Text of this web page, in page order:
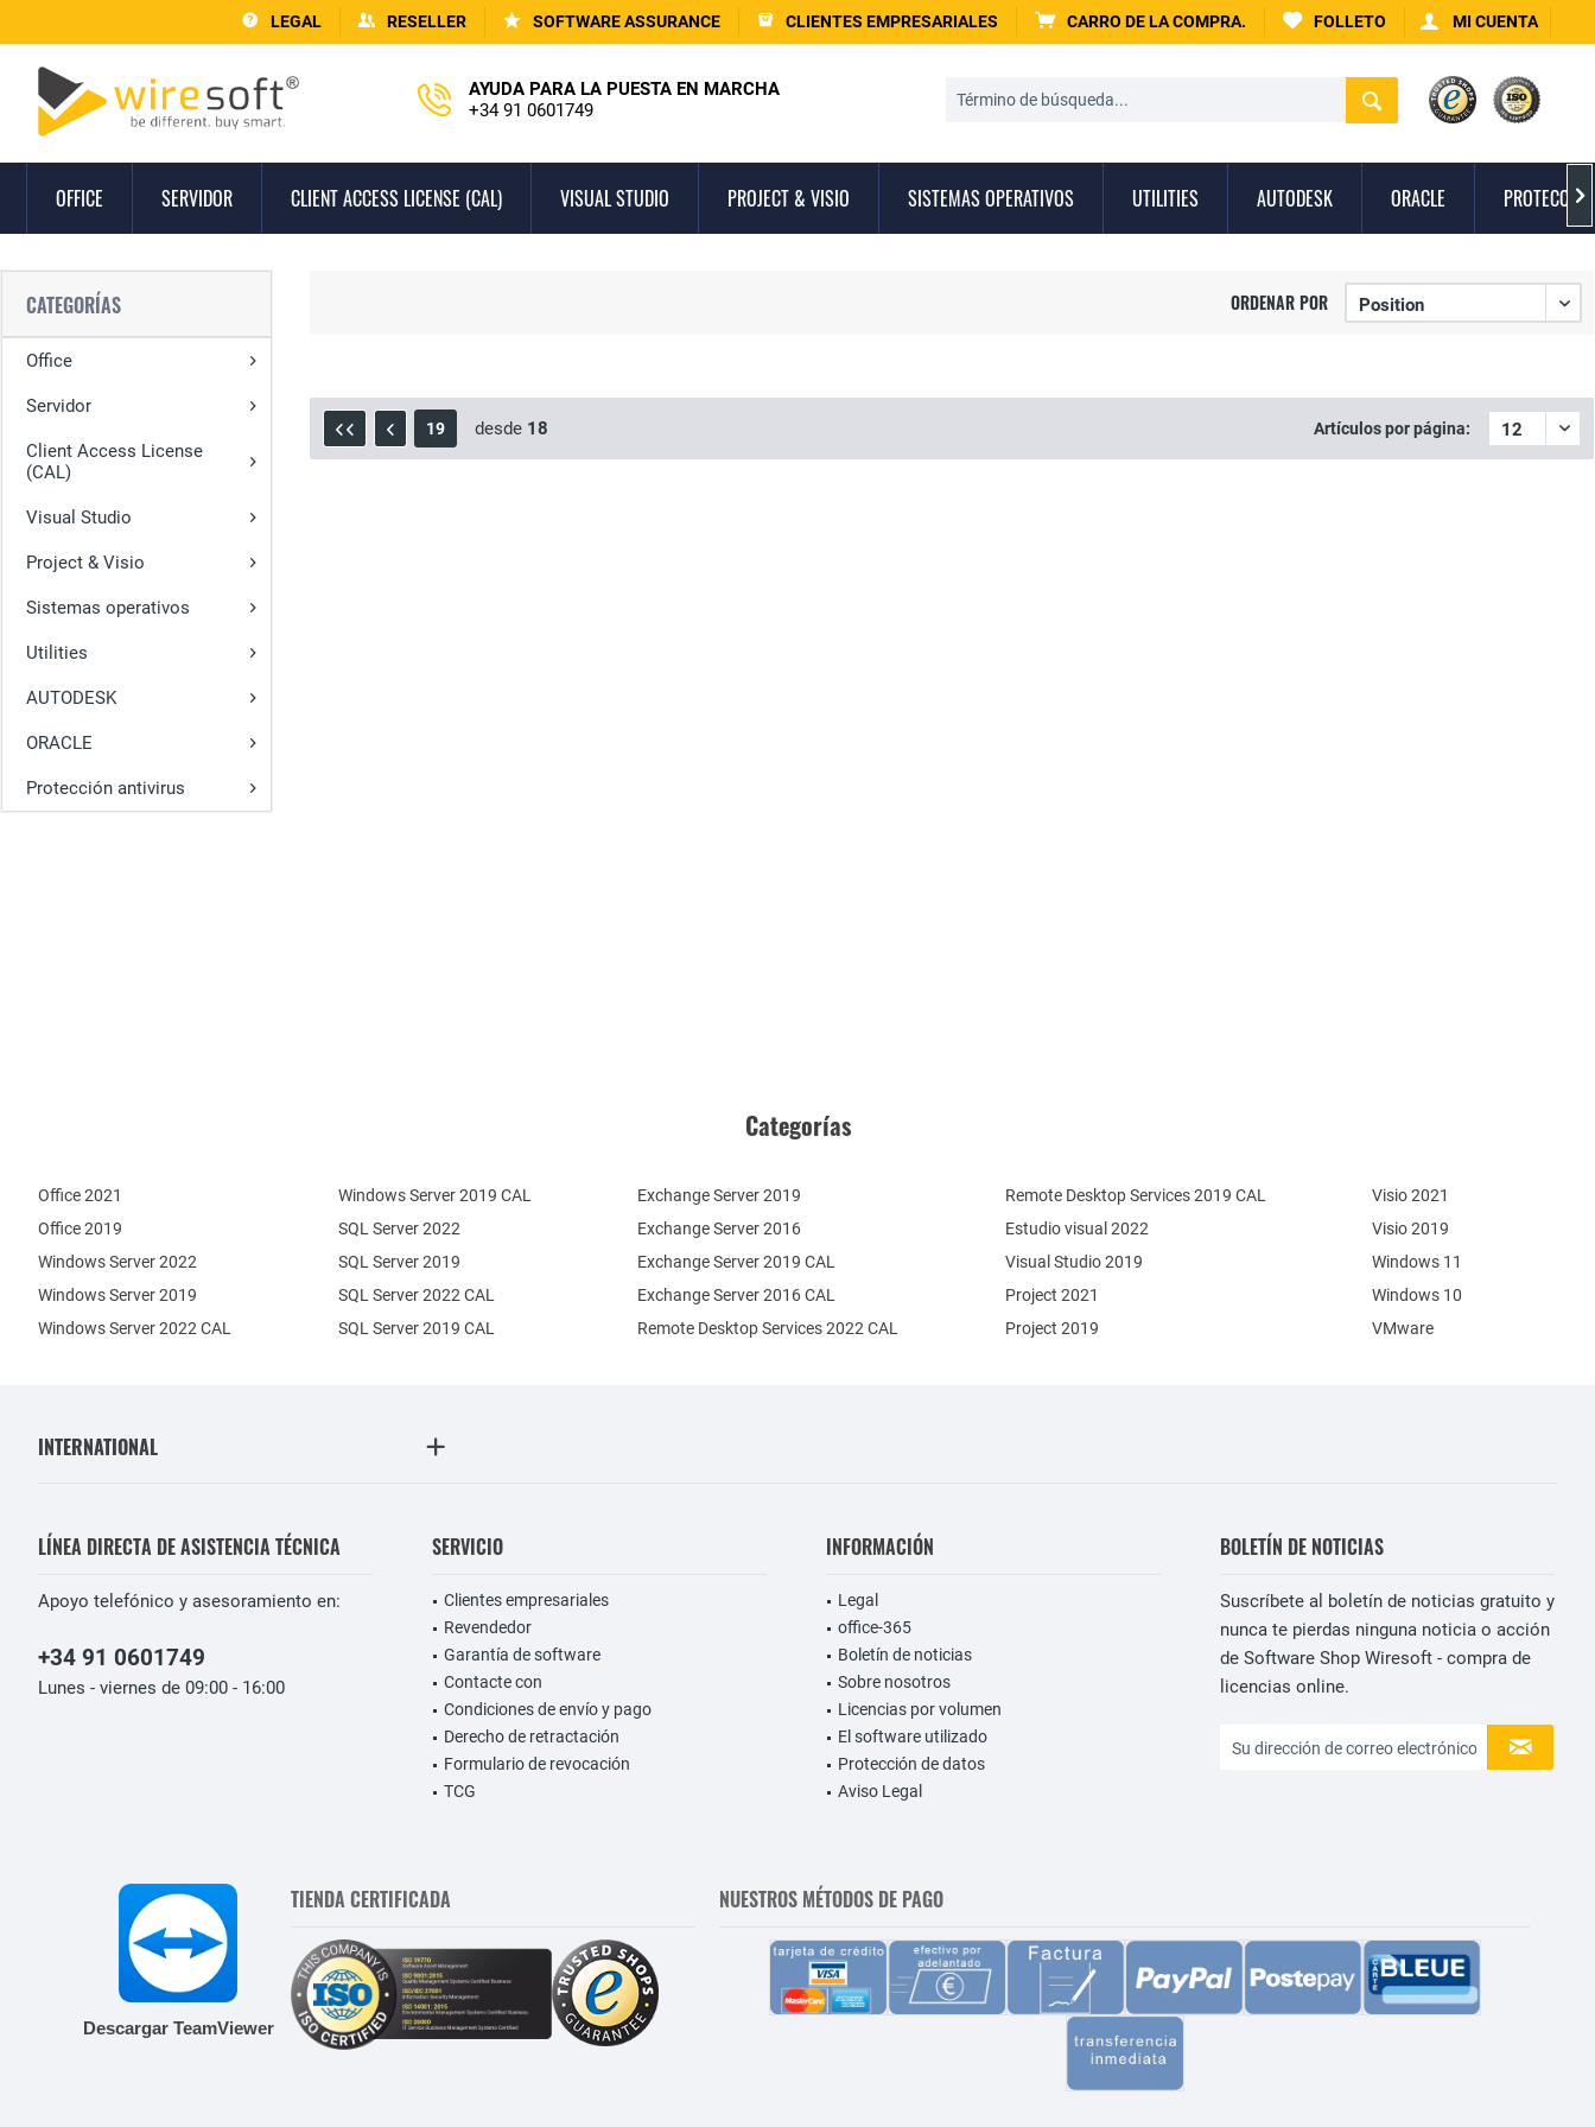
LEGAL RESELLER SOFTWARE ASSURANCE CLIENTES EMPRESARIALES CARRO DE LA COMPRA. FOLLETO MI CUENTA
AYUDA PARA LA PUESTA EN MARCHA
+34 91 0601749
OFFICE SERVIDOR CLIENT ACCESS LICENSE (CAL) VISUAL STUDIO PROJECT & VISIO SISTEMAS OPERATIVOS UTILITIES AUTODESK ORACLE 
CATEGORÍAS
Office
Servidor
Client Access License
(CAL)
Visual Studio
Project & Visio
Sistemas operativos
Utilities
AUTODESK
ORACLE
Protección antivirus
ORDENAR POR
19 desde 18 Artículos por página:
Categorías
Office 2021
Office 2019
Windows Server 2022
Windows Server 2019
Exchange Server 2019
Exchange Server 2016
SQL Server 2022
SQL Server 2019
Windows Server 2022 CAL
Windows Server 2019 CAL
SQL Server 2022 CAL
SQL Server 2019 CAL
Remote Desktop Services 2022 CAL
Remote Desktop Services 2019 CAL
Exchange Server 2019 CAL
Exchange Server 2016 CAL
Estudio visual 2022
Visual Studio 2019
Project 2021
Project 2019
Visio 2021
Visio 2019
Windows 11
Windows 10
VMware
INTERNATIONAL
LÍNEA DIRECTA DE ASISTENCIA TÉCNICA
Apoyo telefónico y asesoramiento en:
+34 91 0601749
Lunes - viernes de 09:00 - 16:00
SERVICIO
Clientes empresariales
Revendedor
Garantía de software
Contacte con
Condiciones de envío y pago
Derecho de retractación
Formulario de revocación
TCG
INFORMACIÓN
Legal
office-365
Boletín de noticias
Sobre nosotros
Licencias por volumen
El software utilizado
Protección de datos
Aviso Legal
BOLETÍN DE NOTICIAS
Suscríbete al boletín de noticias gratuito y
nunca te pierdas ninguna noticia o acción
de Software Shop Wiresoft - compra de
licencias online.
Descargar TeamViewer
TIENDA CERTIFICADA NUESTROS MÉTODOS DE PAGO